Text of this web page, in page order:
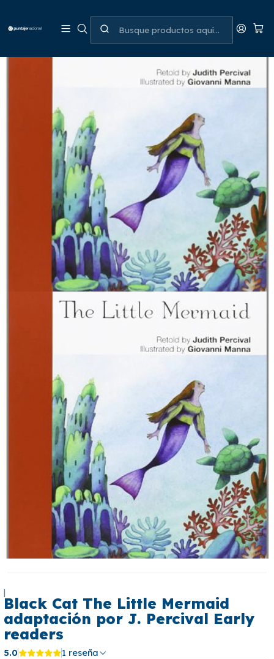
|
Black Cat The Little Mermaid
adaptación por J. Percival Early
readers
5.0 1 reseña